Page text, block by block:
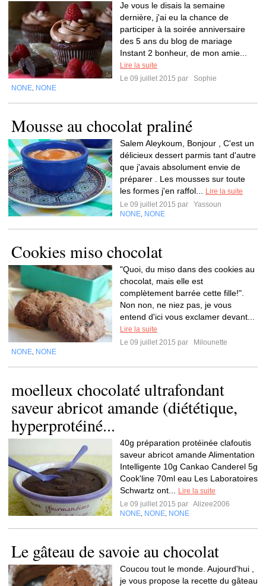
Je vous le disais la semaine
dernière, j'ai eu la chance de
participer à la soirée anniversaire
des 5 ans du blog de mariage
Instant 2 bonheur, de mon amie...
Lire la suite
Le 09 juillet 2015 par
Sophie
NONE NONE
Mousse au chocolat praliné
Salem Aleykoum, Bonjour , C'est un
délicieux dessert parmis tant d'autre
que j'avais absolument envie de
préparer . Les mousses sur toute
les formes j'en raffol...
Lire la suite
Le 09 juillet 2015 par
Yassoun
NONE NONE
Cookies miso chocolat
"Quoi, du miso dans des cookies au
chocolat, mais elle est
complètement barrée cette fille!".
Non non, ne niez pas, je vous
entend d'ici vous exclamer devant...
Lire la suite
Le 09 juillet 2015 par
Milounette
NONE NONE
moelleux chocolaté ultrafondant
saveur abricot amande (diététique,
hyperprotéiné...
40g préparation protéinée clafoutis
saveur abricot amande Alimentation
Intelligente 10g Cankao Canderel 5g
Cook'line 70ml eau Les Laboratoires
Schwartz ont...
Lire la suite
Le 09 juillet 2015 par Alizee2006
NONE NONE NONE
Le gâteau de savoie au chocolat
Coucou tout le monde. Aujourd'hui ,
je vous propose la recette du gâteau